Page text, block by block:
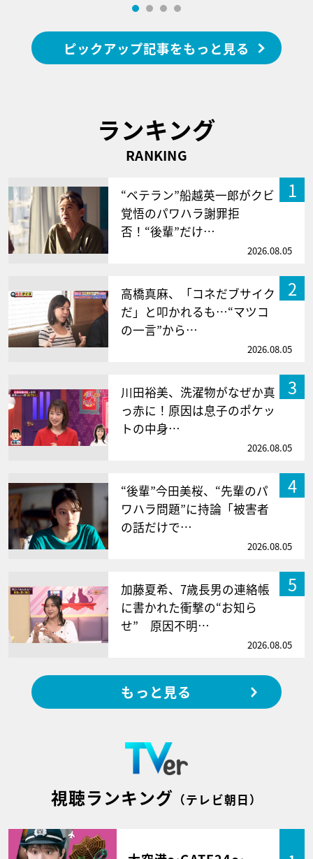
ピックアップ記事をもっと見る
ランキング
RANKING
1
“ベテラン”船越英一郎がクビ
覚悟のパワハラ謝罪拒
否！“後輩”だけ…
2026.08.05
2
高橋真麻、「コネだブサイク
だ」と叩かれるも…“マツコ
の一言”から…
2026.08.05
3
川田裕美、洗濯物がなぜか真
っ赤に！原因は息子のポケッ
トの中身…
2026.08.05
4
“後輩”今田美桜、“先輩のパ
ワハラ問題”に持論「被害者
の話だけで…
2026.08.05
5
加藤夏希、7歳長男の連絡帳
に書かれた衝撃の“お知ら
せ” 原因不明…
2026.08.05
もっと見る
視聴ランキング （テレビ朝日）